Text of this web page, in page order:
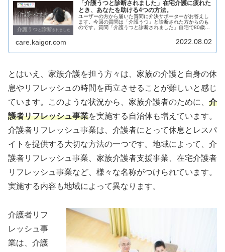
「介護うつと診断されました」在宅介護に疲れた
とき、あなたを助ける4つの方法。
ユーザーの方から届いた質問に介決サポーターがお答えし
ます。今回の質問は「介護うつ」と診断された方からのも
のです。質問「介護うつと診断されました」自宅で80歳の
care.kaigor.com 2022.08.02
とはいえ、家族介護を担う方々は、家族の介護と自身の休
息やリフレッシュの時間を両立させることが難しいと感じ
ています。このような状況から、家族介護者のために、 介
護者リフレッシュ事業を実施する自治体も増えています。
介護者リフレッシュ事業は、介護者にとって休息とレスパ
イトを提供する大切な方法の一つです。地域によって、介
護者リフレッシュ事業、家族介護者支援事業、在宅介護者
リフレッシュ事業など、様々な名称がつけられています。
実施する内容も地域によって異なります。
介護者リフ
レッシュ事
業は、介護